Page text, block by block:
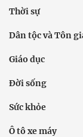
Thời sự
Dân tộc và Tôn
Giáo dục
Đời sống
Sức khỏe
Ô tô xe máy